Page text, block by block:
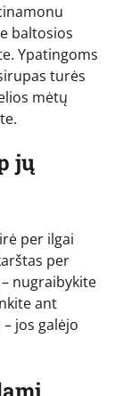
baltosios
Ypatingoms
turės
mėtų
jų
per ilgai
per
nugraibykite
ant
jos galėjo